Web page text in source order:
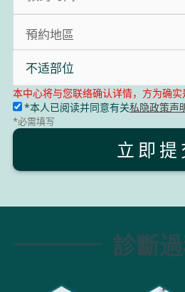
不适部位​
本中心将与您联络确认详情，方为确实
*本人已阅读并同意有关私隐政策声
*必需填写
立即提
診斷